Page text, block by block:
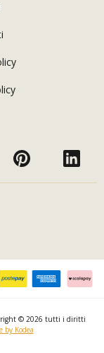
© 2026 tutti i diritti
by Kodea